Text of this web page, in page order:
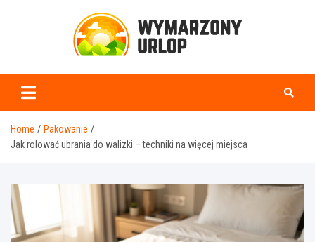
Home
Pakowanie
Jak rolować ubrania do walizki – techniki na więcej miejsca